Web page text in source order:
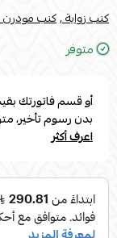
كنب زواية ,كنب مودرن
متوفر
أو قسم فاتورتك
بدون رسوم تأخير،
اعرف أكثر